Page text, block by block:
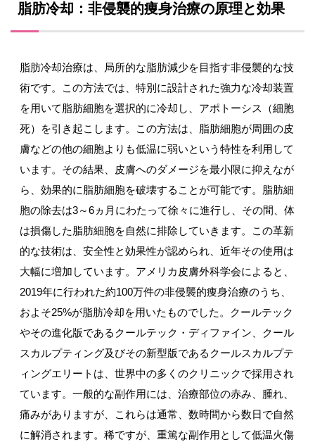
脂肪冷却：非侵襲的痩身治療の原理と効果
脂肪冷却治療は、局所的な脂肪減少を目指す非侵襲的な技
術です。この方法では、特別に設計された強力な冷却装置
を用いて脂肪細胞を選択的に冷却し、アポトーシス（細胞
死）を引き起こします。この方法は、脂肪細胞が周囲の皮
膚などの他の細胞よりも低温に弱いという特性を利用して
います。その結果、皮膚へのダメージを最小限に抑えなが
ら、効果的に脂肪細胞を破壊することが可能です。脂肪細
胞の除去は3～6ヵ月にわたって徐々に進行し、その間、体
は損傷した脂肪細胞を自然に排除していきます。この革新
的な技術は、安全性と効果性が認められ、近年その使用は
大幅に増加しています。アメリカ皮膚外科学会によると、
2019年に行われた約100万件の非侵襲的痩身治療のうち、
およそ25%が脂肪冷却を用いたものでした。クールテック
やその進化版であるクールテック・ディファイン、クール
スカルプティング及びその新型版であるクールスカルプテ
ィングエリートは、世界中の多くのクリニックで採用され
ています。一般的な副作用には、治療部位の赤み、腫れ、
痛みがありますが、これらは通常、数時間から数日で自然
に解消されます。稀ですが、重篤な副作用として低温火傷